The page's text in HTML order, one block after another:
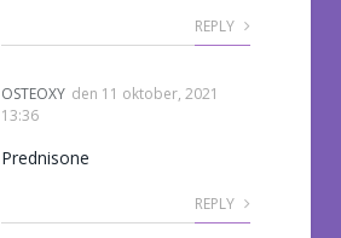
REPLY
OSTEOXY den 11 oktober, 2021
13:36
Prednisone
REPLY